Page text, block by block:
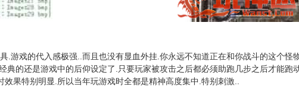
.游戏的代入感极强..而且也没有显血外挂.你永远不知道正在和你战斗的这个怪
典的还是游戏中的后仰设定了.只要玩家被攻击之后都必须助跑几步之后才能跑
果特别明显.所以当年玩游戏时全都是精神高度集中.特别刺激..